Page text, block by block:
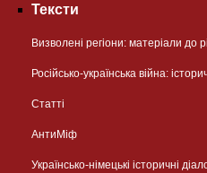
Тексти
Визволені регіони: матеріали до
Російсько-українська війна:
Статті
АнтиМіф
Українсько-німецькі історичні